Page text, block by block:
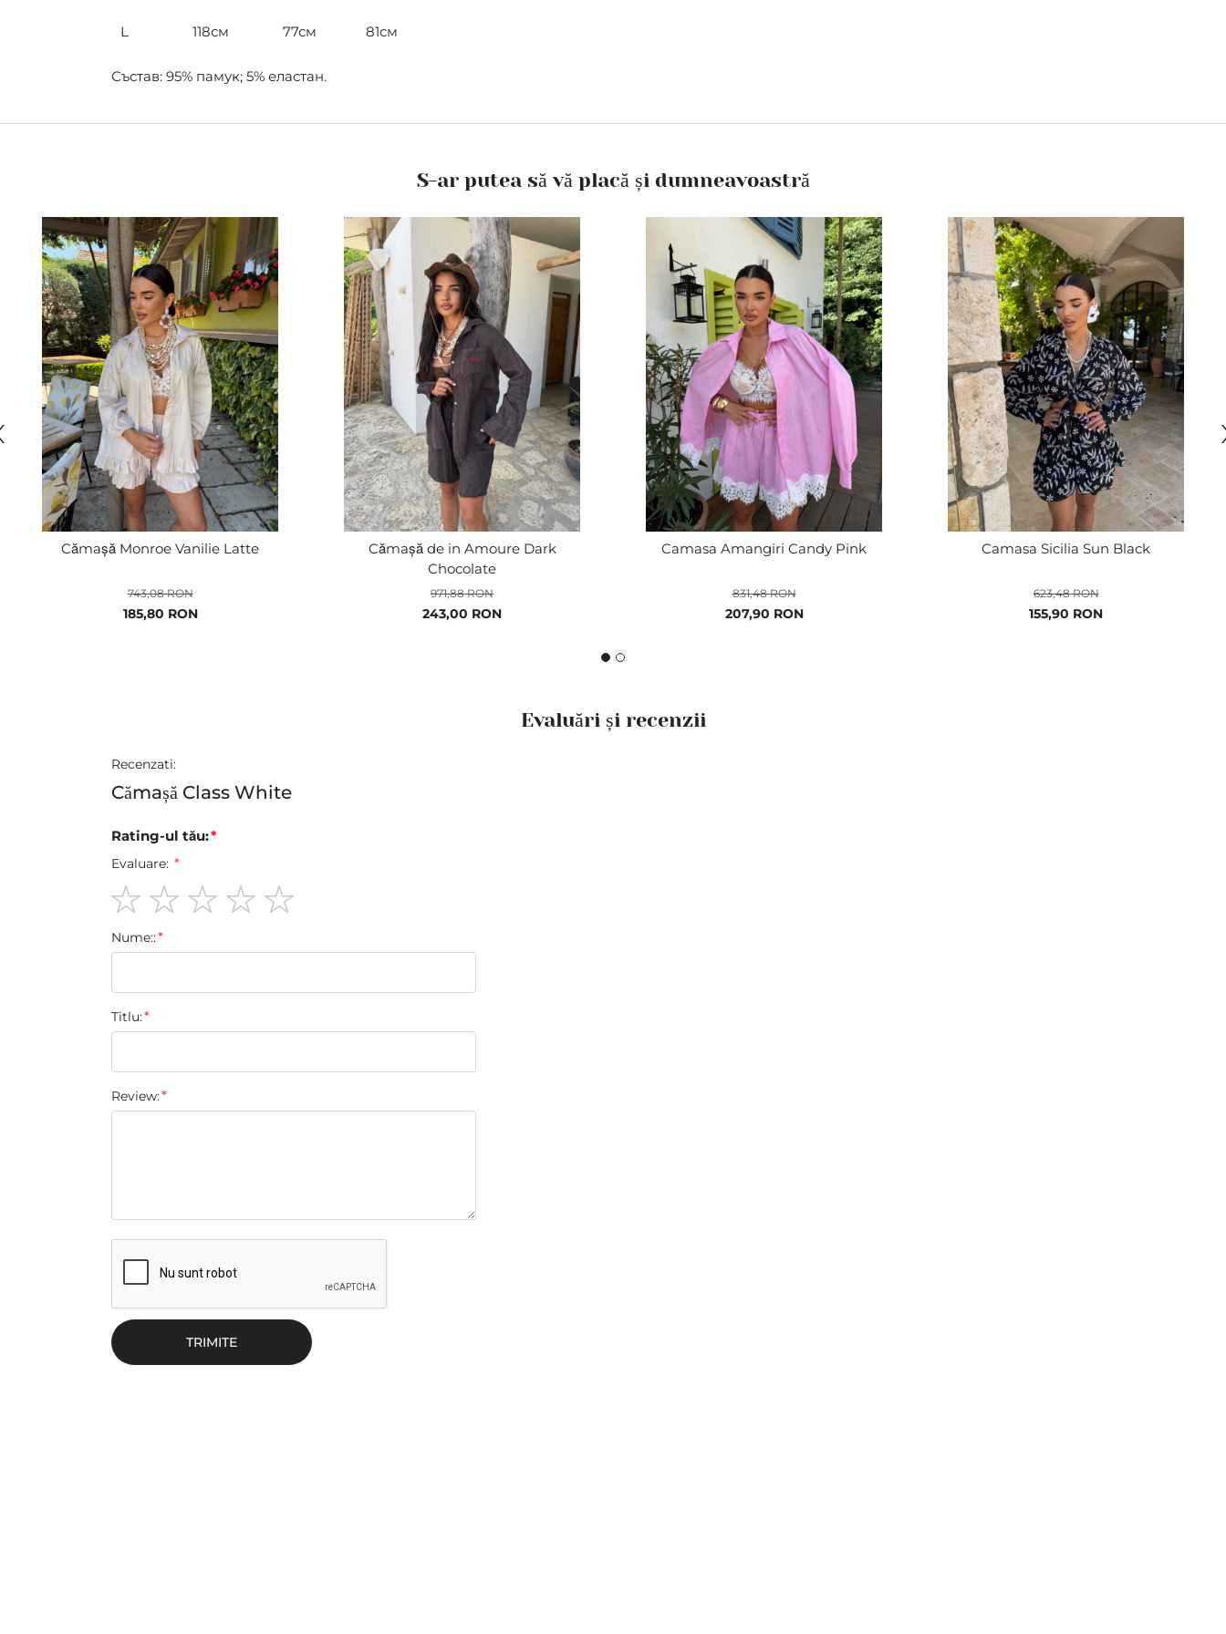
L 118см 77см 81см
Състав: 95% памук; 5% еластан.
S-ar putea să vă placă și dumneavoastră
Cămașă Monroe Vanilie Latte
Pret
185,80 RON
743,08 RON
Cămașă de in Amoure Dark
Chocolate
Pret
243,00 RON
971,88 RON
Camasa Amangiri Candy Pink
Pret
207,90 RON
831,48 RON
Camasa Sicilia Sun Black
Pret
155,90 RON
623,48 RON
Evaluări și recenzii
Recenzati:
Cămașă Class White
Rating-ul tău:
Evaluare:
star
stars
stars
stars
stars
Nume::
Titlu:
Review:
TRIMITE